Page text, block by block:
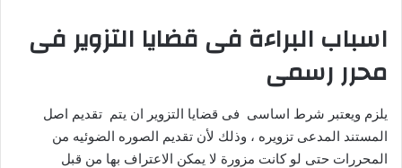
اسباب البراءة فى قضايا التزوير فى
محرر رسمى
يلزم ويعتبر شرط اساسى فى قضايا التزوير ان يتم تقديم اصل
المستند المدعى تزويره ، وذلك لأن تقديم الصوره الضوئيه من
المحررات حتى لو كانت مزورة لا يمكن الاعتراف بها من قبل